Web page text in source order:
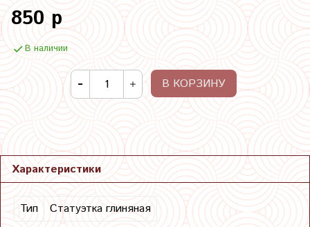
850 р
В наличии
В КОРЗИНУ
Характеристики
Тип Статуэтка глиняная